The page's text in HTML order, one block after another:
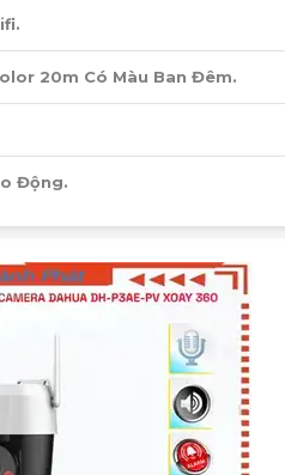
20m Có Màu Ban Đêm.
Động.